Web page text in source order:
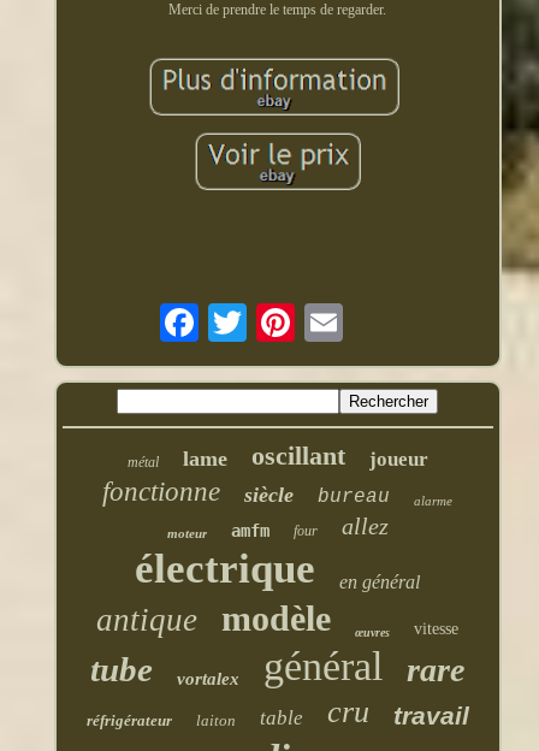
Merci de prendre le temps de regarder.
métal lame oscillant joueur
fonctionne siècle bureau alarme
moteur amfm four allez
électrique en général
antique modèle œuvres vitesse
tube vortalex général rare
réfrigérateur laiton table cru travail